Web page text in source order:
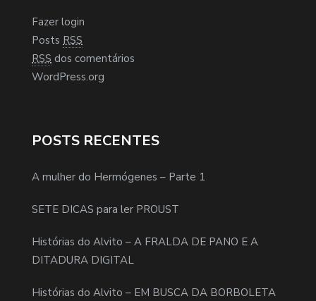
Fazer login
Posts RSS
RSS dos comentários
WordPress.org
POSTS RECENTES
A mulher do Hermógenes – Parte 1
SETE DICAS para ler PROUST
Histórias do Alvito – A FRALDA DE PANO E A
DITADURA DIGITAL
Histórias do Alvito – EM BUSCA DA BORBOLETA